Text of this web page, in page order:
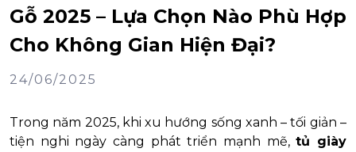
Gỗ 2025 – Lựa Chọn Nào Phù Hợp
Cho Không Gian Hiện Đại?
24/06/2025
Trong năm 2025, khi xu hướng sống xanh – tối giản –
tiện nghi ngày càng phát triển mạnh mẽ,tủ giày